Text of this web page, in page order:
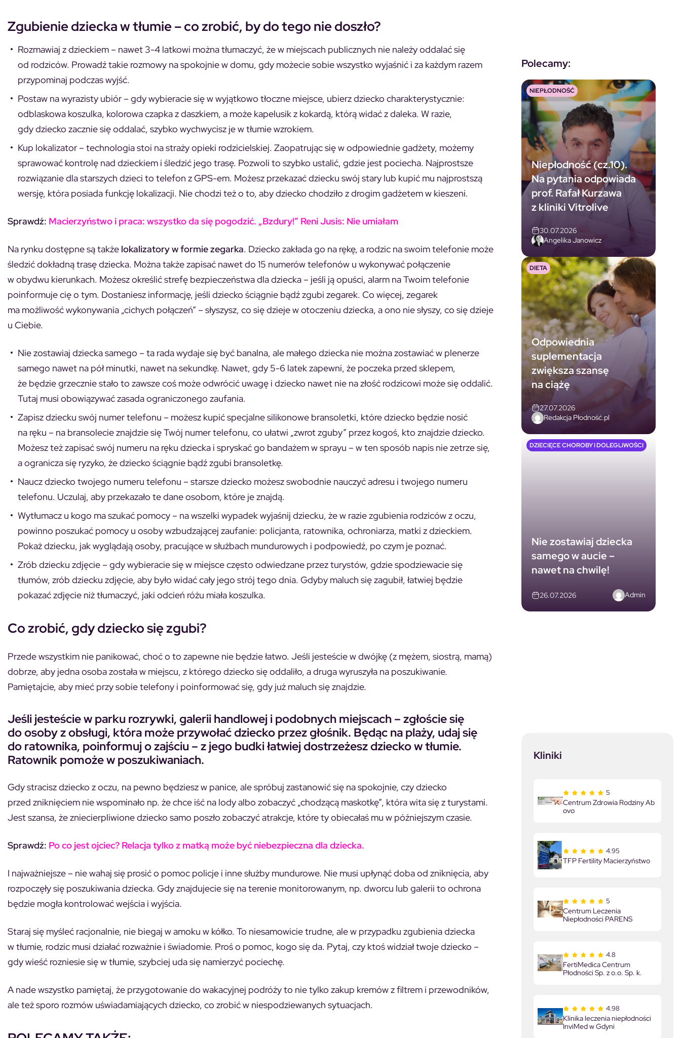
Zgubienie dziecka w tłumie – co zrobić, by do tego nie doszło?
Rozmawiaj z dzieckiem – nawet 3-4 latkowi można tłumaczyć, że w miejscach publicznych nie należy oddalać się
od rodziców. Prowadź takie rozmowy na spokojnie w domu, gdy możecie sobie wszystko wyjaśnić i za każdym razem
przypominaj podczas wyjść.
Postaw na wyrazisty ubiór – gdy wybieracie się w wyjątkowo tłoczne miejsce, ubierz dziecko charakterystycznie:
odblaskowa koszulka, kolorowa czapka z daszkiem, a może kapelusik z kokardą, którą widać z daleka. W razie,
gdy dziecko zacznie się oddalać, szybko wychwycisz je w tłumie wzrokiem.
Kup lokalizator – technologia stoi na straży opieki rodzicielskiej. Zaopatrując się w odpowiednie gadżety, możemy
sprawować kontrolę nad dzieckiem i śledzić jego trasę. Pozwoli to szybko ustalić, gdzie jest pociecha. Najprostsze
rozwiązanie dla starszych dzieci to telefon z GPS-em. Możesz przekazać dziecku swój stary lub kupić mu najprostszą
wersję, która posiada funkcję lokalizacji. Nie chodzi też o to, aby dziecko chodziło z drogim gadżetem w kieszeni.
Sprawdź: Macierzyństwo i praca: wszystko da się pogodzić. „Bzdury!” Reni Jusis: Nie umiałam
Na rynku dostępne są także lokalizatory w formie zegarka. Dziecko zakłada go na rękę, a rodzic na swoim telefonie może
śledzić dokładną trasę dziecka. Można także zapisać nawet do 15 numerów telefonów u wykonywać połączenie
w obydwu kierunkach. Możesz określić strefę bezpieczeństwa dla dziecka – jeśli ją opuści, alarm na Twoim telefonie
poinformuje cię o tym. Dostaniesz informację, jeśli dziecko ściągnie bądź zgubi zegarek. Co więcej, zegarek
ma możliwość wykonywania „cichych połączeń” – słyszysz, co się dzieje w otoczeniu dziecka, a ono nie słyszy, co się dzieje
u Ciebie.
Nie zostawiaj dziecka samego – ta rada wydaje się być banalna, ale małego dziecka nie można zostawiać w plenerze
samego nawet na pół minutki, nawet na sekundkę. Nawet, gdy 5-6 latek zapewni, że poczeka przed sklepem,
że będzie grzecznie stało to zawsze coś może odwrócić uwagę i dziecko nawet nie na złość rodzicowi może się oddalić.
Tutaj musi obowiązywać zasada ograniczonego zaufania.
Zapisz dziecku swój numer telefonu – możesz kupić specjalne silikonowe bransoletki, które dziecko będzie nosić
na ręku – na bransolecie znajdzie się Twój numer telefonu, co ułatwi „zwrot zguby” przez kogoś, kto znajdzie dziecko.
Możesz też zapisać swój numeru na ręku dziecka i spryskać go bandażem w sprayu – w ten sposób napis nie zetrze się,
a ogranicza się ryzyko, że dziecko ściągnie bądź zgubi bransoletkę.
Naucz dziecko twojego numeru telefonu – starsze dziecko możesz swobodnie nauczyć adresu i twojego numeru
telefonu. Uczulaj, aby przekazało te dane osobom, które je znajdą.
Wytłumacz u kogo ma szukać pomocy – na wszelki wypadek wyjaśnij dziecku, że w razie zgubienia rodziców z oczu,
powinno poszukać pomocy u osoby wzbudzającej zaufanie: policjanta, ratownika, ochroniarza, matki z dzieckiem.
Pokaż dziecku, jak wyglądają osoby, pracujące w służbach mundurowych i podpowiedź, po czym je poznać.
Zrób dziecku zdjęcie – gdy wybieracie się w miejsce często odwiedzane przez turystów, gdzie spodziewacie się
tłumów, zrób dziecku zdjęcie, aby było widać cały jego strój tego dnia. Gdyby maluch się zagubił, łatwiej będzie
pokazać zdjęcie niż tłumaczyć, jaki odcień różu miała koszulka.
Co zrobić, gdy dziecko się zgubi?
Przede wszystkim nie panikować, choć o to zapewne nie będzie łatwo. Jeśli jesteście w dwójkę (z mężem, siostrą, mamą)
dobrze, aby jedna osoba została w miejscu, z którego dziecko się oddaliło, a druga wyruszyła na poszukiwanie.
Pamiętajcie, aby mieć przy sobie telefony i poinformować się, gdy już maluch się znajdzie.
Jeśli jesteście w parku rozrywki, galerii handlowej i podobnych miejscach – zgłoście się
do osoby z obsługi, która może przywołać dziecko przez głośnik. Będąc na plaży, udaj się
do ratownika, poinformuj o zajściu – z jego budki łatwiej dostrzeżesz dziecko w tłumie.
Ratownik pomoże w poszukiwaniach.
Gdy stracisz dziecko z oczu, na pewno będziesz w panice, ale spróbuj zastanowić się na spokojnie, czy dziecko
przed zniknięciem nie wspominało np. że chce iść na lody albo zobaczyć „chodzącą maskotkę”, która wita się z turystami.
Jest szansa, że zniecierpliwione dziecko samo poszło zobaczyć atrakcje, które ty obiecałaś mu w późniejszym czasie.
Sprawdź: Po co jest ojciec? Relacja tylko z matką może być niebezpieczna dla dziecka.
I najważniejsze – nie wahaj się prosić o pomoc policje i inne służby mundurowe. Nie musi upłynąć doba od zniknięcia, aby
rozpoczęły się poszukiwania dziecka. Gdy znajdujecie się na terenie monitorowanym, np. dworcu lub galerii to ochrona
będzie mogła kontrolować wejścia i wyjścia.
Staraj się myśleć racjonalnie, nie biegaj w amoku w kółko. To niesamowicie trudne, ale w przypadku zgubienia dziecka
w tłumie, rodzic musi działać rozważnie i świadomie. Proś o pomoc, kogo się da. Pytaj, czy ktoś widział twoje dziecko –
gdy wieść rozniesie się w tłumie, szybciej uda się namierzyć pociechę.
A nade wszystko pamiętaj, że przygotowanie do wakacyjnej podróży to nie tylko zakup kremów z filtrem i przewodników,
ale też sporo rozmów uświadamiających dziecko, co zrobić w niespodziewanych sytuacjach.
Polecamy:
Niepłodność (cz.10).
Na pytania odpowiada
prof. Rafał Kurzawa
z kliniki Vitrolive
30.07.2026
Angelika Janowicz
NIEPŁODNOŚĆ
Odpowiednia
suplementacja
zwiększa szansę
na ciążę
27.07.2026
Redakcja Płodność.pl
DIETA
Nie zostawiaj dziecka
samego w aucie –
nawet na chwilę!
26.07.2026 Admin
DZIECIĘCE CHOROBY I DOLEGLIWOŚCI
Kliniki
5
Centrum Zdrowia Rodziny Ab
ovo
4.95
TFP Fertility Macierzyństwo
5
Centrum Leczenia
Niepłodności PARENS
4.8
FertiMedica Centrum
Płodności Sp. z o.o. Sp. k.
4.98
Klinika leczenia niepłodności
InviMed w Gdyni